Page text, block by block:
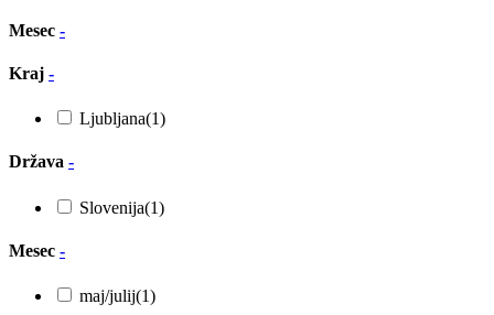
Mesec -
Kraj -
Ljubljana(1)
Država -
Slovenija(1)
Mesec -
maj/julij(1)